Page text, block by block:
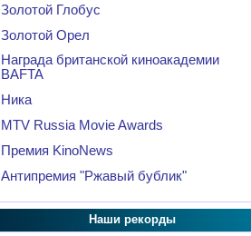
Золотой Глобус
Золотой Орел
Награда британской киноакадемии
BAFTA
Ника
MTV Russia Movie Awards
Премия KinoNews
Антипремия "Ржавый бублик"
Наши рекорды